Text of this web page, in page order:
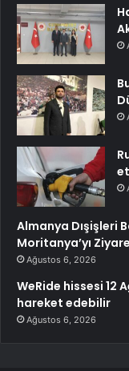
Almanya Dışişleri
Moritanya’yı
Ağustos 6, 2026
WeRide hissesi 12
hareket edebilir
Ağustos 6, 2026